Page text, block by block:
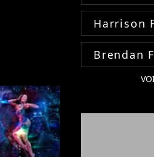
Harrison
Brendan